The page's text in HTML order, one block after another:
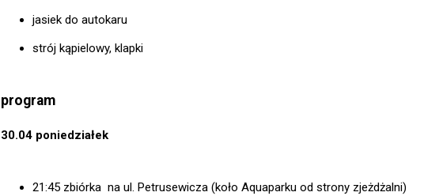
jasiek do autokaru
strój kąpielowy, klapki
program
30.04 poniedziałek
21:45 zbiórka na ul. Petrusewicza (koło Aquaparku od strony zjeżdżalni)